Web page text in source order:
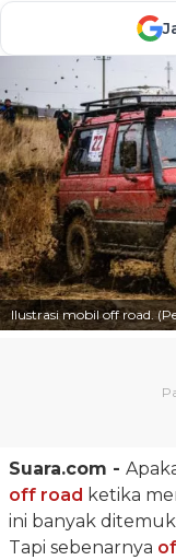
Ilustrasi mobil off road.
Suara.com -
off road ketika
ini banyak
Tapi sebenarnya